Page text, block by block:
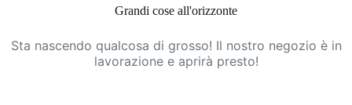
Grandi cose all'orizzonte
Sta nascendo qualcosa di grosso! Il nostro negozio è in
lavorazione e aprirà presto!